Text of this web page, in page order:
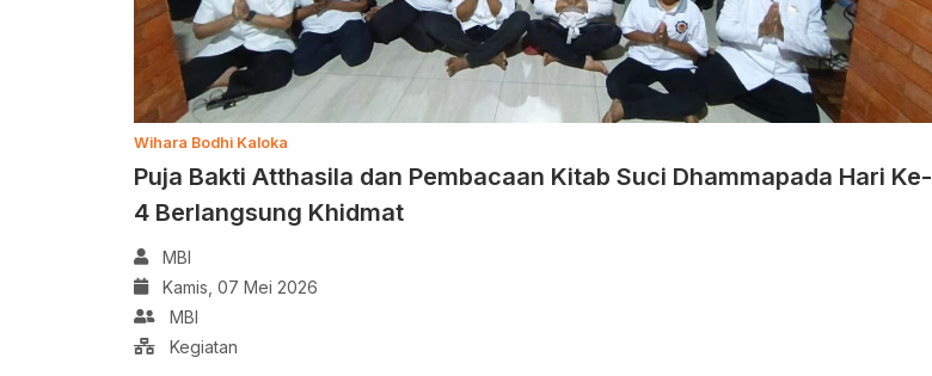
Wihara Bodhi Kaloka
Puja Bakti Atthasila dan Pembacaan Kitab Suci Dhammapada Hari Ke-
4 Berlangsung Khidmat
MBI
Kamis, 07 Mei 2026
MBI
Kegiatan